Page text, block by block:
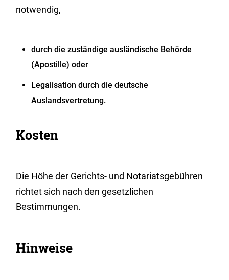
notwendig,
durch die zuständige ausländische Behörde
(Apostille) oder
Legalisation durch die deutsche
Auslandsvertretung.
Kosten
Die Höhe der Gerichts- und Notariatsgebühren
richtet sich nach den gesetzlichen
Bestimmungen.
Hinweise